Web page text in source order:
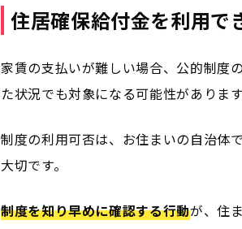
住居確保給付金を利用で
家賃の支払いが難しい場合、公的制度
た状況でも対象になる可能性がありま
制度の利用可否は、お住まいの自治体
大切です。
制度を知り早めに確認する行動が、住